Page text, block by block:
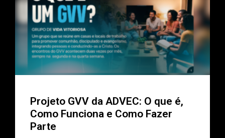
Projeto GVV da ADVEC: O que é,
Como Funciona e Como Fazer
Parte